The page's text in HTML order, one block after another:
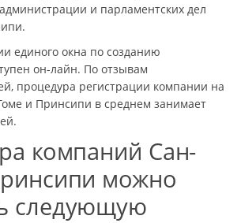
и парламентских дел
единого окна по созданию
он-лайн. По отзывам
процедура регистрации компании на
и Принсипи в среднем занимает
компаний Сан-
можно
следующую